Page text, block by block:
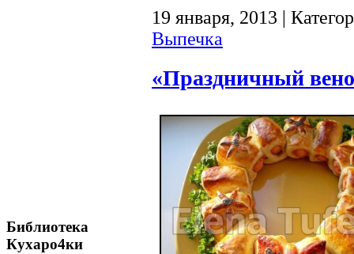
Библиотека
Кухаро4ки
19 января, 2013 |
Выпечка
«Праздничный